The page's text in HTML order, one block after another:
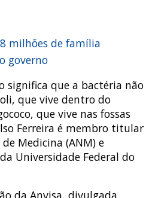
milhões de família
governo
significa que a bactéria não
que vive dentro do
que vive nas fossas
Ferreira é membro titular
Medicina (ANM) e
Universidade Federal do
da Anvisa, divulgada